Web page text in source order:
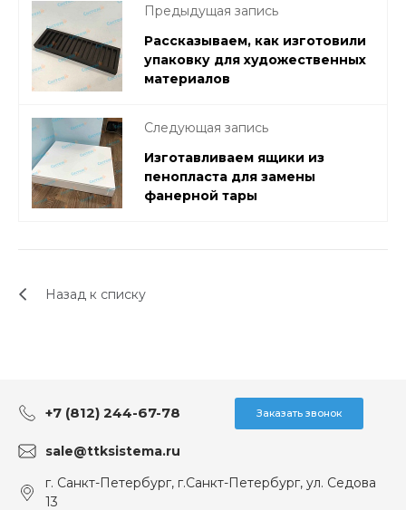
Предыдущая запись
Рассказываем, как изготовили
упаковку для художественных
материалов
Следующая запись
Изготавливаем ящики из
пенопласта для замены
фанерной тары
Назад к списку
+7 (812) 244-67-78 Заказать звонок
sale@ttksistema.ru
г. Санкт-Петербург, г.Санкт-Петербург, ул. Седова
13